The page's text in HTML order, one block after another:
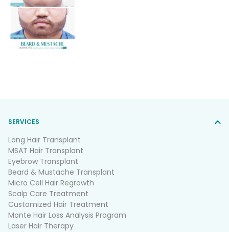
SERVICES
Long Hair Transplant
MSAT Hair Transplant
Eyebrow Transplant
Beard & Mustache Transplant
Micro Cell Hair Regrowth
Scalp Care Treatment
Customized Hair Treatment
Monte Hair Loss Analysis Program
Laser Hair Therapy